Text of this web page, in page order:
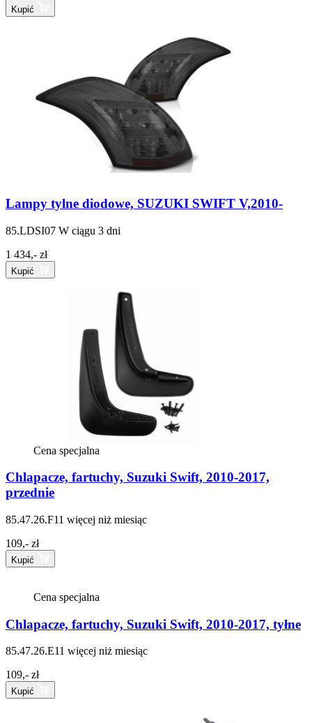
Kupić
Lampy tylne diodowe, SUZUKI SWIFT V,2010-
85.LDSI07 W ciągu 3 dni
1 434,- zł
Kupić
Cena specjalna
Chlapacze, fartuchy, Suzuki Swift, 2010-2017,
przednie
85.47.26.F11 więcej niż miesiąc
109,- zł
Kupić
Cena specjalna
Chlapacze, fartuchy, Suzuki Swift, 2010-2017, tyłne
85.47.26.E11 więcej niż miesiąc
109,- zł
Kupić